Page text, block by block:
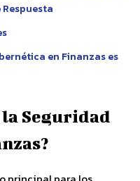
en Finanzas es
la Seguridad